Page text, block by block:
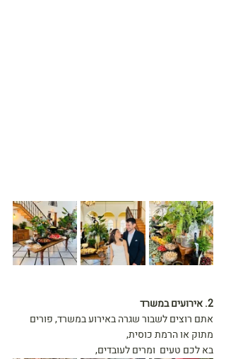
2. אירועים במשרד
אתם רוצים לשבור שגרה באירוע במשרד, פורים
מתוק או הרמת כוסית,
בא לכם טעים  ומרים לעובדים,